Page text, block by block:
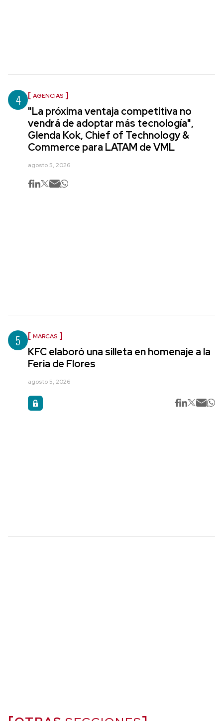
4 AGENCIAS
"La próxima ventaja competitiva no
vendrá de adoptar más tecnología",
Glenda Kok, Chief of Technology &
Commerce para LATAM de VML
agosto 5, 2026
5 MARCAS
KFC elaboró una silleta en homenaje a la
Feria de Flores
agosto 5, 2026